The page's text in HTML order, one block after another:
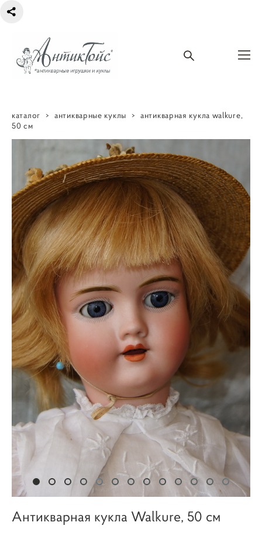
каталог > антикварные куклы > антикварная кукла walkure,
50 см
Антикварная кукла Walkure, 50 см